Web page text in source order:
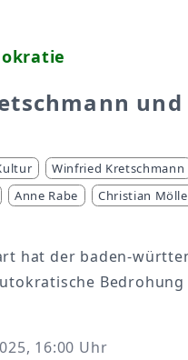
und
Winfried Kretschmann
Anne Rabe Christian
hat der baden-
16:00 Uhr